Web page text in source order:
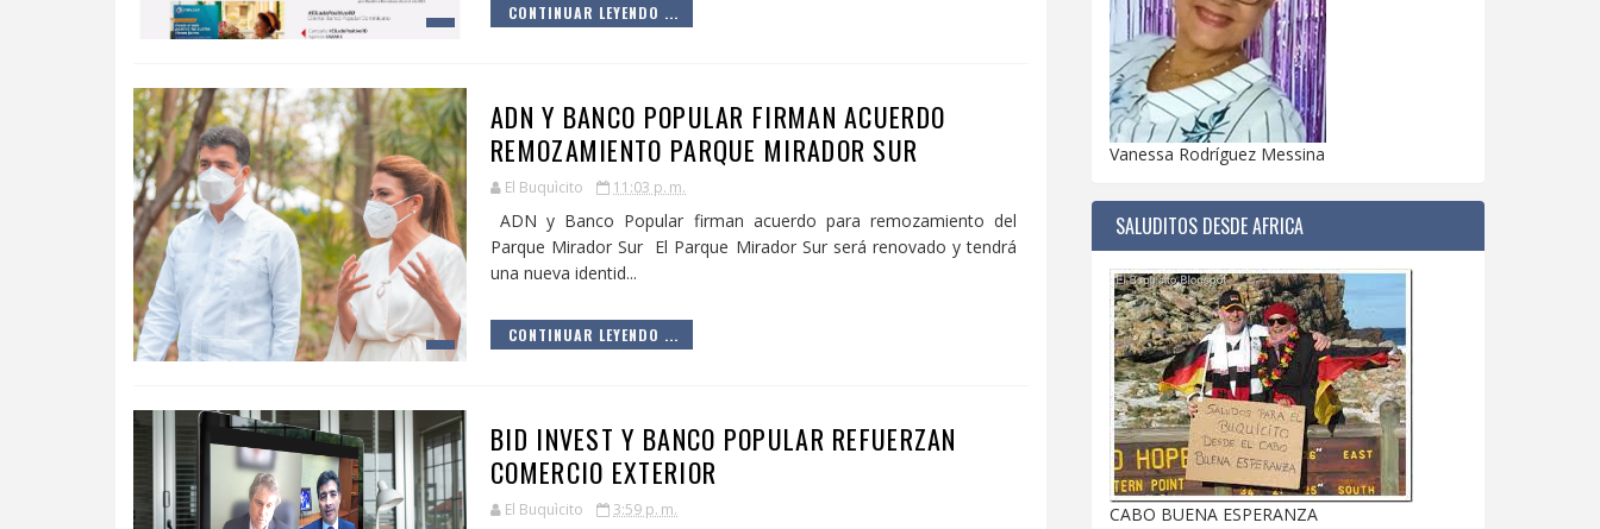
CONTINUAR LEYENDO ...
ADN Y BANCO POPULAR FIRMAN ACUERDO
REMOZAMIENTO PARQUE MIRADOR SUR
El Buquìcito 11:03 p. m.
ADN y Banco Popular firman acuerdo para remozamiento del
Parque Mirador Sur El Parque Mirador Sur será renovado y tendrá
una nueva identid...
CONTINUAR LEYENDO ...
BID INVEST Y BANCO POPULAR REFUERZAN
COMERCIO EXTERIOR
El Buquìcito 3:59 p. m.
Vanessa Rodríguez Messina
SALUDITOS DESDE AFRICA
CABO BUENA ESPERANZA